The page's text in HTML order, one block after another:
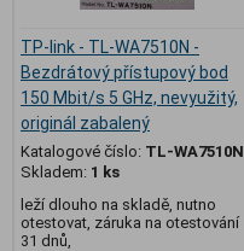
TP-link - TL-WA7510N -
Bezdrátový přístupový bod
150 Mbit/s 5 GHz, nevyužitý,
originál zabalený
Katalogové číslo: TL-WA7510N
Skladem: 1 ks
leží dlouho na skladě, nutno
otestovat, záruka na otestování
31 dnů,